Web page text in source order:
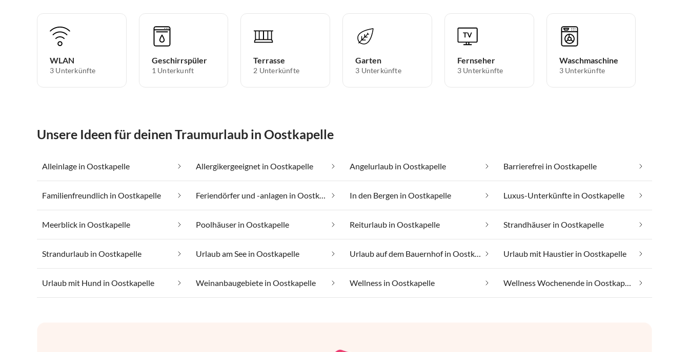
WLAN
3 Unterkünfte
Geschirrspüler
1 Unterkunft
Terrasse
2 Unterkünfte
Garten
3 Unterkünfte
Fernseher
3 Unterkünfte
Waschmaschine
3 Unterkünfte
Unsere Ideen für deinen Traumurlaub in Oostkapelle
Alleinlage in Oostkapelle Allergikergeeignet in Oostkapelle Angelurlaub in Oostkapelle Barrierefrei in Oostkapelle
Familienfreundlich in Oostkapelle Feriendörfer und -anlagen in Oostkapelle In den Bergen in Oostkapelle Luxus-Unterkünfte in Oostkapelle
Meerblick in Oostkapelle Poolhäuser in Oostkapelle Reiturlaub in Oostkapelle Strandhäuser in Oostkapelle
Strandurlaub in Oostkapelle Urlaub am See in Oostkapelle Urlaub auf dem Bauernhof in Oostkapelle Urlaub mit Haustier in Oostkapelle
Urlaub mit Hund in Oostkapelle Weinanbaugebiete in Oostkapelle Wellness in Oostkapelle Wellness Wochenende in Oostkapelle